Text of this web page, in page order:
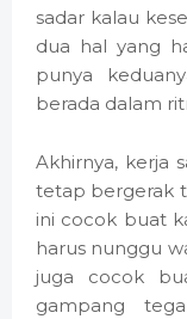
sadar kalau
dua hal yang
punya
berada dalam
Akhirnya, kerja
tetap bergerak
ini cocok buat
harus nunggu
juga cocok
gampang